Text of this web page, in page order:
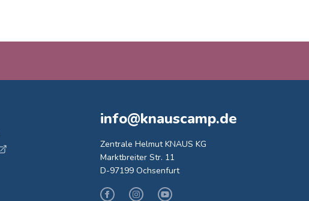
info@knauscamp.de
Zentrale Helmut KNAUS KG
Marktbreiter Str. 11
D-97199 Ochsenfurt
FacebookInstagramYoutube